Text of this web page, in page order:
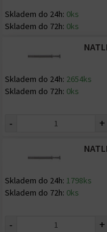
Skladem do 24h: 0ks
Skladem do 72h: 0ks
Skladem do 24h: 2654ks
Skladem do 72h: 0ks
- +
Skladem do 24h: 1798ks
Skladem do 72h: 0ks
- +